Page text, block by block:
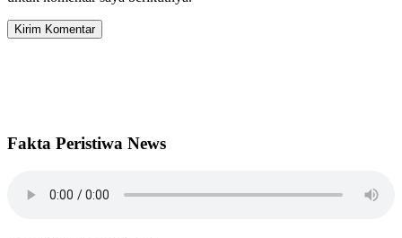
Fakta Peristiwa News